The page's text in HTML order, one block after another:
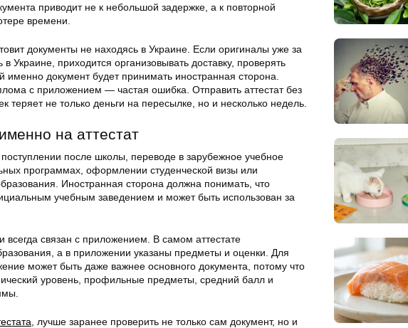
приводит не к небольшой задержке, а к повторной
времени.
документы не находясь в Украине. Если оригиналы уже за
Украине, приходится организовывать доставку, проверять
именно документ будет принимать иностранная сторона.
с приложением — частая ошибка. Отправить аттестат без
теряет не только деньги на пересылке, но и несколько недель.
на аттестат
поступлении после школы, переводе в зарубежное учебное
программах, оформлении студенческой визы или
Иностранная сторона должна понимать, что
учебным заведением и может быть использован за
всегда связан с приложением. В самом аттестате
а в приложении указаны предметы и оценки. Для
может быть даже важнее основного документа, потому что
уровень, профильные предметы, средний балл и
, лучше заранее проверить не только сам документ, но и